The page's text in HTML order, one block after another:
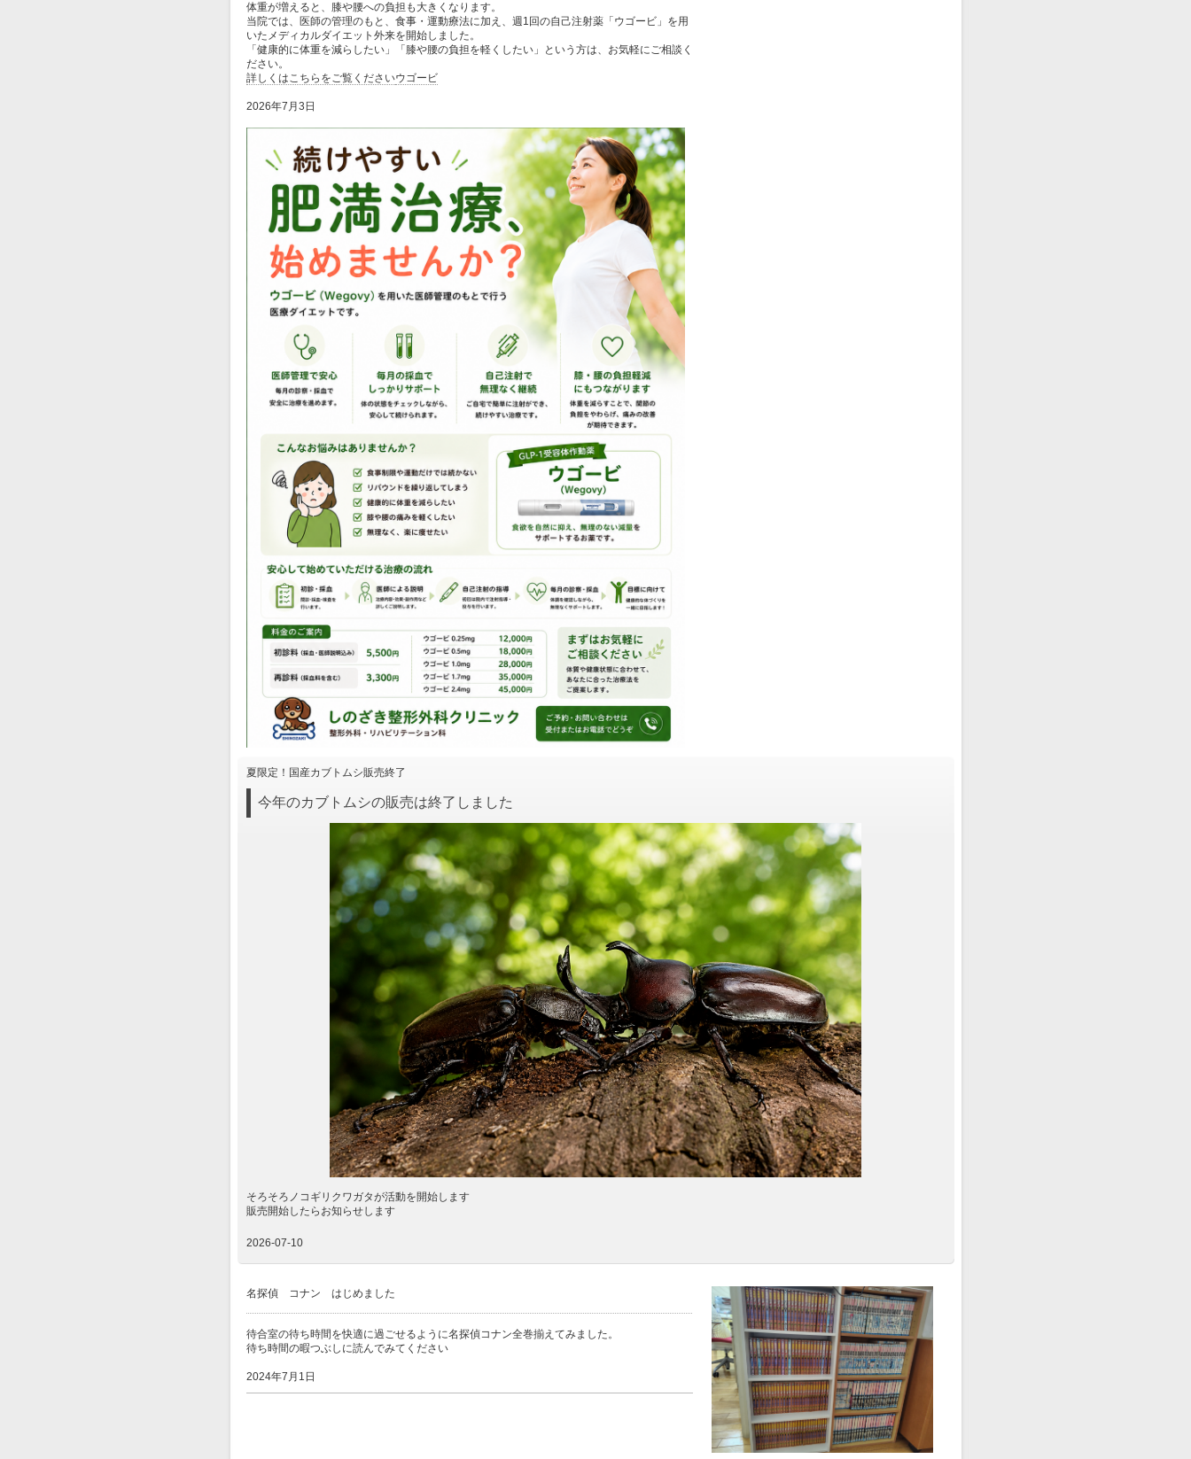
体重が増えると、膝や腰への負担も大きくなります。
当院では、医師の管理のもと、食事・運動療法に加え、週1回の自己注射薬「ウゴービ」を用
いたメディカルダイエット外来を開始しました。
「健康的に体重を減らしたい」「膝や腰の負担を軽くしたい」という方は、お気軽にご相談く
ださい。
詳しくはこちらをご覧くださいウゴービ
2026年7月3日
夏限定！国産カブトムシ販売終了
今年のカブトムシの販売は終了しました
そろそろノコギリクワガタが活動を開始します
販売開始したらお知らせします
2026-07-10
名探偵 コナン はじめました
待合室の待ち時間を快適に過ごせるように名探偵コナン全巻揃えてみました。
待ち時間の暇つぶしに読んでみてください
2024年7月1日